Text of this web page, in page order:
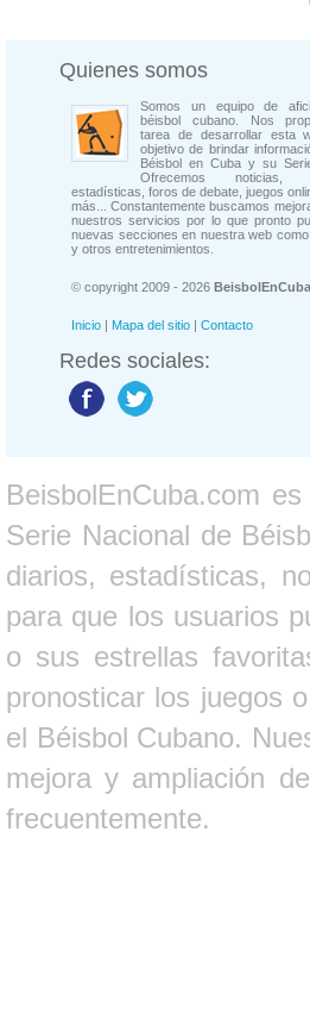
Quienes somos
Somos un equipo de
béisbol cubano. Nos
tarea de desarrollar esta
objetivo de brindar
Béisbol en Cuba y su
Ofrecemos noticias,
estadísticas, foros de debate, juegos
más... Constantemente buscamos
nuestros servicios por lo que pronto
nuevas secciones en nuestra web
y otros entretenimientos.
© copyright 2009 - 2026
Inicio | Mapa del sitio | Contacto
Redes sociales:
BeisbolEnCuba.com
Serie Nacional de
diarios, estadísticas,
para que los usuarios
o sus estrellas
pronosticar los juegos
el Béisbol Cubano.
mejora y ampliación
frecuentemente.